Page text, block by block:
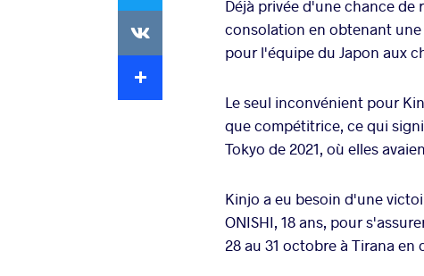
Déjà privée d'une chance
consolation en obtenant
pour l'équipe du Japon aux
Le seul inconvénient pour
que compétitrice, ce qui
Tokyo de 2021, où elles
Kinjo a eu besoin d'une
ONISHI, 18 ans, pour
28 au 31 octobre à Tirana en